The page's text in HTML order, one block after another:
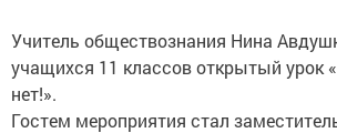
Учитель обществознания Нина
учащихся 11 классов открытый урок
нет!».
Гостем мероприятия стал